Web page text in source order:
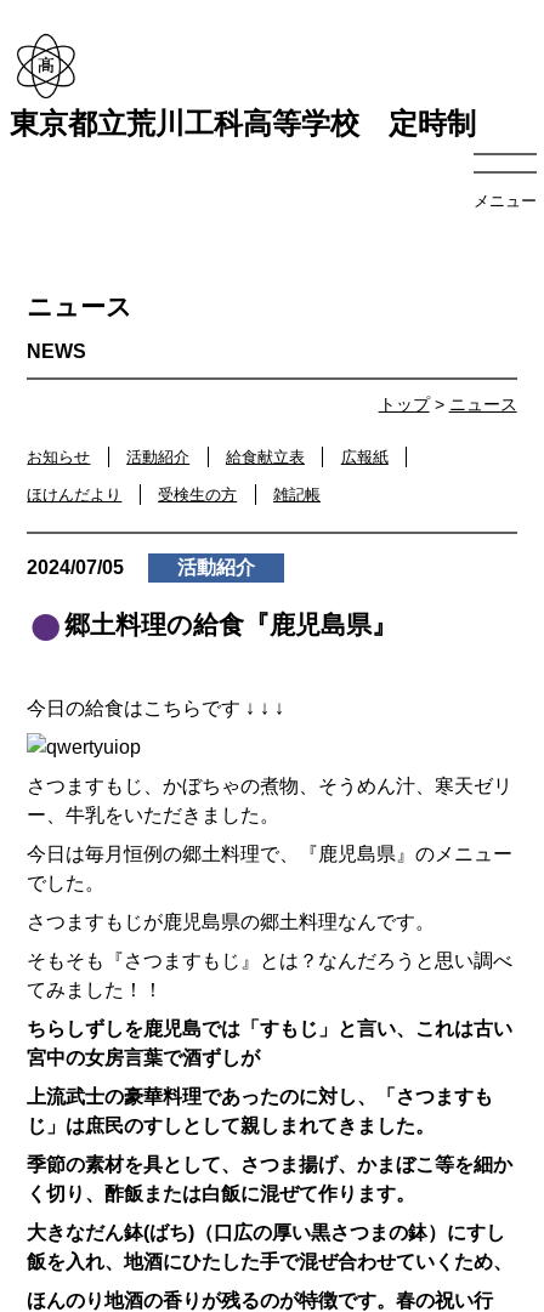
東京都立荒川工科高等学校 定時制
メニュー
トップ> ニュース
ニュース
お知らせ 活動紹介 給食献立表 広報紙
ほけんだより 受検生の方 雑記帳
2024/07/05 活動紹介
郷土料理の給食『鹿児島県』
今日の給食はこちらです ↓ ↓ ↓
さつますもじ、かぼちゃの煮物、そうめん汁、寒天ゼリ
ー、牛乳をいただきました。
今日は毎月恒例の郷土料理で、『鹿児島県』のメニュー
でした。
さつますもじが鹿児島県の郷土料理なんです。
そもそも『さつますもじ』とは？なんだろうと思い調べ
てみました！！
ちらしずしを鹿児島では「すもじ」と言い、これは古い
宮中の女房言葉で酒ずしが
上流武士の豪華料理であったのに対し、「さつますも
じ」は庶民のすしとして親しまれてきました。
季節の素材を具として、さつま揚げ、かまぼこ等を細か
く切り、酢飯または白飯に混ぜて作ります。
大きなだん鉢(ばち)（口広の厚い黒さつまの鉢）にすし
飯を入れ、地酒にひたした手で混ぜ合わせていくため、
ほんのり地酒の香りが残るのが特徴です。春の祝い行